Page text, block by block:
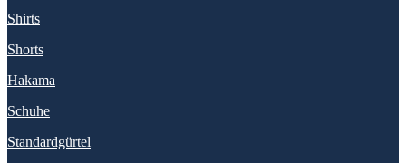
Shirts
Shorts
Hakama
Schuhe
Standardgürtel